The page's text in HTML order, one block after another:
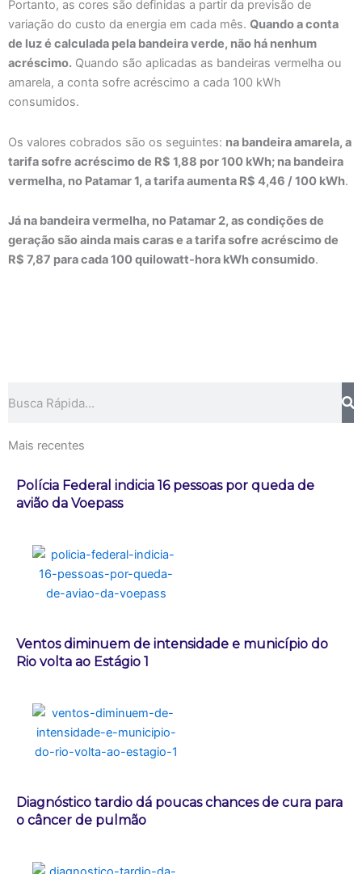
Portanto, as cores são definidas a partir da previsão de
variação do custo da energia em cada mês. Quando a conta
de luz é calculada pela bandeira verde, não há nenhum
acréscimo. Quando são aplicadas as bandeiras vermelha ou
amarela, a conta sofre acréscimo a cada 100 kWh
consumidos.
Os valores cobrados são os seguintes: na bandeira amarela, a
tarifa sofre acréscimo de R$ 1,88 por 100 kWh; na bandeira
vermelha, no Patamar 1, a tarifa aumenta R$ 4,46 / 100 kWh.
Já na bandeira vermelha, no Patamar 2, as condições de
geração são ainda mais caras e a tarifa sofre acréscimo de
R$ 7,87 para cada 100 quilowatt-hora kWh consumido.
Mais recentes
Polícia Federal indicia 16 pessoas por queda de
avião da Voepass
Ventos diminuem de intensidade e município do
Rio volta ao Estágio 1
Diagnóstico tardio dá poucas chances de cura para
o câncer de pulmão